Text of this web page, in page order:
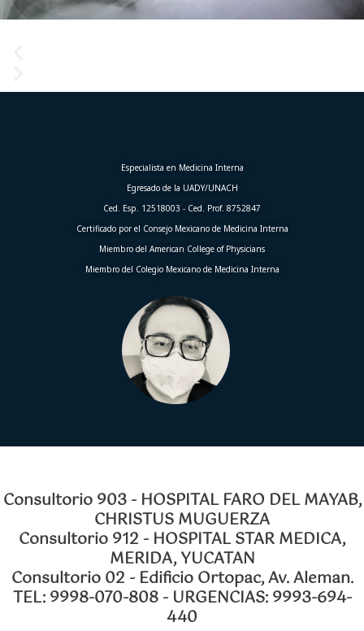
Especialista en Medicina Interna
Egresado de la UADY/UNACH
Ced. Esp. 12518003 - Ced. Prof. 8752847
Certificado por el Consejo Mexicano de Medicina Interna
Miembro del American College of Physicians
Miembro del Colegio Mexicano de Medicina Interna
Consultorio 903 - HOSPITAL FARO DEL MAYAB,
CHRISTUS MUGUERZA
Consultorio 912 - HOSPITAL STAR MEDICA,
MERIDA, YUCATAN
Consultorio 02 - Edificio Ortopac, Av. Aleman.
TEL: 9998-070-808 - URGENCIAS: 9993-694-
440